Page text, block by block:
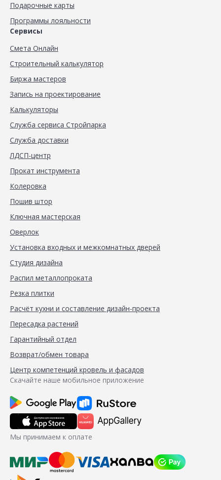
Подарочные карты
Программы лояльности
Сервисы
Смета Онлайн
Строительный калькулятор
Биржа мастеров
Запись на проектирование
Калькуляторы
Служба сервиса Стройпарка
Служба доставки
ЛДСП-центр
Прокат инструмента
Колеровка
Пошив штор
Ключная мастерская
Оверлок
Установка входных и межкомнатных дверей
Студия дизайна
Распил металлопроката
Резка плитки
Расчёт кухни и составление дизайн-проекта
Пересадка растений
Гарантийный отдел
Возврат/обмен товара
Центр компетенций кровель и фасадов
Скачайте наше мобильное приложение
Мы принимаем к оплате